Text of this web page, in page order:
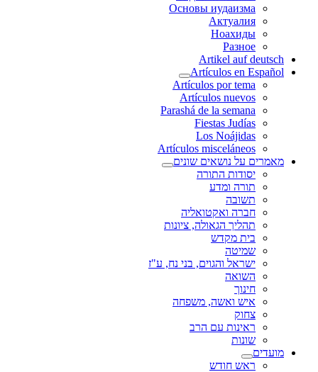
Основы иудаизма
Актуалия
Ноахиды
Разное
Artikel auf deutsch
Artículos en Español
Artículos por tema
Artículos nuevos
Parashá de la semana
Fiestas Judías
Los Noájidas
Artículos misceláneos
מאמרים על נושאים שונים
יסודות התורה
תורה ומדע
תשובה
חברה ואקטואליה
תהליך הגאולה, ציונות
בית מקדש
שמיטה
ישראל והגוים, בני נח, ע"ז
השואה
חינוך
איש ואשה, משפחה
צחוק
ראינות עם הרב
שונות
מועדים
ראש חודש